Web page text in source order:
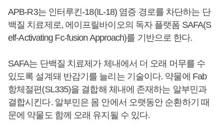
APB-R3는 인터루킨-18(IL-18) 염증 경로를 차단하는 단
백질 치료제로, 에이프릴바이오의 독자 플랫폼 SAFA(S
elf-Activating Fc-fusion Approach)를 기반으로 한다.
SAFA는 단백질 치료제가 체내에서 더 오래 머무를 수
있도록 설계돼 반감기를 늘리는 기술이다. 약물에 Fab
항체절편(SL335)을 결합해 체내에 존재하는 알부민과
결합시킨다. 알부민은 몸 안에서 오랫동안 순환하기 때
문에 약물도 함께 오래 유지될 수 있다.